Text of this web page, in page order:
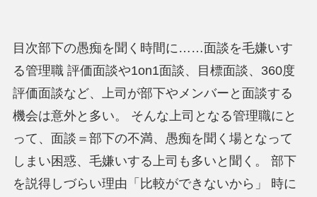
目次部下の愚痴を聞く時間に……面談を毛嫌いす
る管理職 評価面談や1on1面談、目標面談、360度
評価面談など、上司が部下やメンバーと面談する
機会は意外と多い。 そんな上司となる管理職にと
って、面談＝部下の不満、愚痴を聞く場となって
しまい困惑、毛嫌いする上司も多いと聞く。 部下
を説得しづらい理由「比較ができないから」 時に